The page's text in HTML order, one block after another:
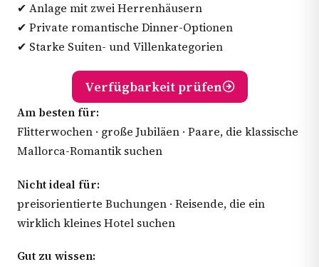
✔ Anlage mit zwei Herrenhäusern
✔ Private romantische Dinner-Optionen
✔ Starke Suiten- und Villenkategorien
Verfügbarkeit prüfen
Am besten für:
Flitterwochen · große Jubiläen · Paare, die klassische
Mallorca-Romantik suchen
Nicht ideal für:
preisorientierte Buchungen · Reisende, die ein
wirklich kleines Hotel suchen
Gut zu wissen: